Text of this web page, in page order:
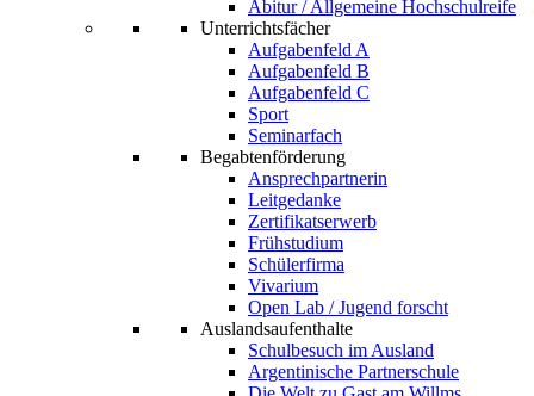
Abitur / Allgemeine Hochschulreife
Unterrichtsfächer
Aufgabenfeld A
Aufgabenfeld B
Aufgabenfeld C
Sport
Seminarfach
Begabtenförderung
Ansprechpartnerin
Leitgedanke
Zertifikatserwerb
Frühstudium
Schülerfirma
Vivarium
Open Lab / Jugend forscht
Auslandsaufenthalte
Schulbesuch im Ausland
Argentinische Partnerschule